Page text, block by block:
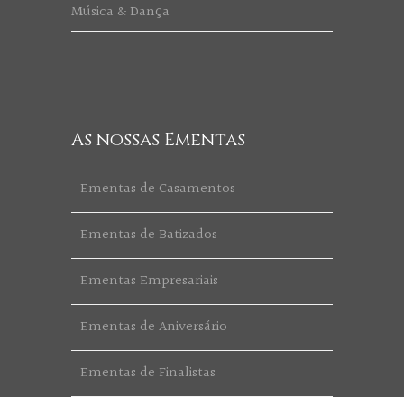
Música & Dança
As nossas Ementas
Ementas de Casamentos
Ementas de Batizados
Ementas Empresariais
Ementas de Aniversário
Ementas de Finalistas